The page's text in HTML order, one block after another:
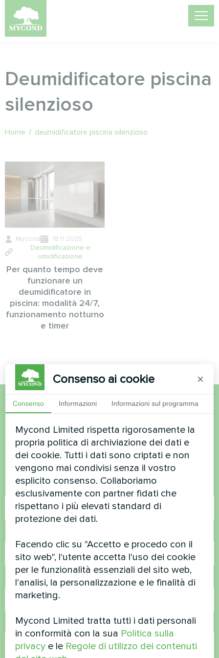
Deumidificatore piscina
silenzioso
Home / deumidificatore piscina silenzioso
Mycond
18.11.2025
Deumidificazione e
umidificazione
Per quanto tempo deve
funzionare un
deumidificatore in
piscina: modalità 24/7,
funzionamento notturno
e timer
Volete acquistare o avete
domande?
Contattateci e vi aiuteremo
Nome
Email
Commento
Consenso ai cookie ×
Consenso Informazioni Informazioni sul programma
Mycond Limited rispetta rigorosamente la
propria politica di archiviazione dei dati e
dei cookie. Tutti i dati sono criptati e non
vengono mai condivisi senza il vostro
esplicito consenso. Collaboriamo
esclusivamente con partner fidati che
rispettano i più elevati standard di
protezione dei dati.
Facendo clic su "Accetto e procedo con il
sito web", l'utente accetta l'uso dei cookie
per le funzionalità essenziali del sito web,
l'analisi, la personalizzazione e le finalità di
marketing.
Mycond Limited tratta tutti i dati personali
in conformità con la sua Politica sulla
privacy e le Regole di utilizzo dei contenuti